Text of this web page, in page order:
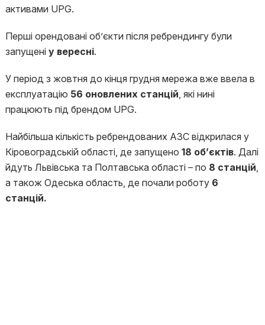
активами UPG.
Перші орендовані об’єкти після ребрендингу були
запущені у вересні.
У період з жовтня до кінця грудня мережа вже ввела в
експлуатацію 56 оновлених станцій, які нині
працюють під брендом UPG.
Найбільша кількість ребрендованих АЗС відкрилася у
Кіровоградській області, де запущено 18 об’єктів. Далі
йдуть Львівська та Полтавська області – по 8 станцій,
а також Одеська область, де почали роботу6
станцій.